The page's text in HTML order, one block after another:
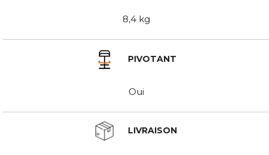
8,4 kg
PIVOTANT
Oui
LIVRAISON